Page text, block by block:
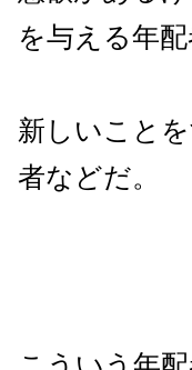
を与える年配
新しいこと
者などだ。